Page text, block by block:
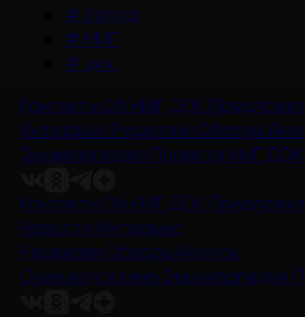
#Холод
# НМГ
# док
Контакты Об НМГ ДОК
Интервью Рецензии Обзоры
Энциклопедия Проекты НМГ ДОК
Контакты Об НМГ ДОК
Новости Интервью
Рецензии ОбзорыАнонсы
Снимается кино Энциклопедия